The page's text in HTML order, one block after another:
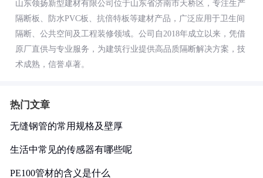
山东领扬新型建材有限公司位于山东省济南市天桥区，专注生产
隔断板、防水PVC板、抗倍特板等建材产品，广泛应用于卫生间
隔断、公共空间及工程装修领域。公司自2018年成立以来，凭借
原厂直供与专业服务，为建筑行业提供高品质隔断解决方案，技
术成熟，信誉卓著。
热门文章
无缝钢管的常用规格及壁厚
生活中常见的传感器有哪些呢
PE100管材的含义是什么